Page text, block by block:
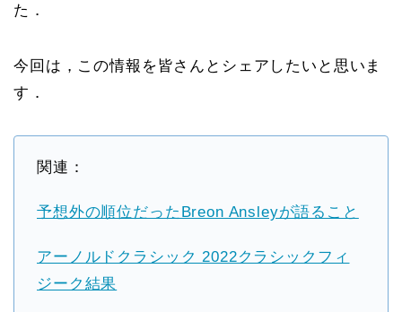
た．
今回は，この情報を皆さんとシェアしたいと思いま
す．
関連：
予想外の順位だったBreon Ansleyが語ること
アーノルドクラシック 2022クラシックフィ
ジーク結果